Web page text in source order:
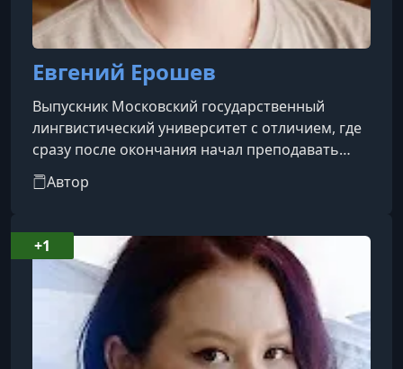
Евгений Ерошев
Выпускник Московский государственный
лингвистический университет с отличием, где
сразу после окончания начал преподавать
немецкий язык. Имеет также магистерскую и
аспирантскую подготовку в области
Тихоновский гуманитарный университет.
Проходил стажировки в Humboldt-Universität
zu Berlin на богословском факультете.С 2014
года преподаёт немецкий язык в вузах и
онлайн, провёл более 2000 часов занятий и
обучил с
Автор
+1